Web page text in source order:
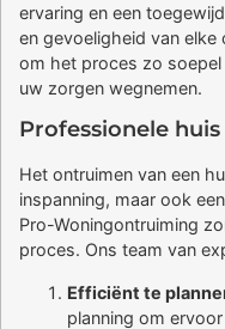
ervaring en een
en gevoeligheid van
om het proces zo
uw zorgen wegnemen.
Professionele
Het ontruimen van een
inspanning, maar ook
Pro-Woningontruiming
proces. Ons team van
Efficiënt te
planning om